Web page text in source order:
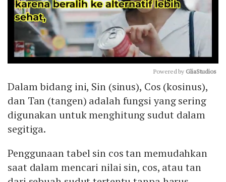
Mute
Powered by GliaStudios
Dalam bidang ini, Sin (sinus), Cos (kosinus),
dan Tan (tangen) adalah fungsi yang sering
digunakan untuk menghitung sudut dalam
segitiga.
Penggunaan tabel sin cos tan memudahkan
saat dalam mencari nilai sin, cos, atau tan